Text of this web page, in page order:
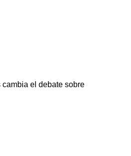
el debate sobre